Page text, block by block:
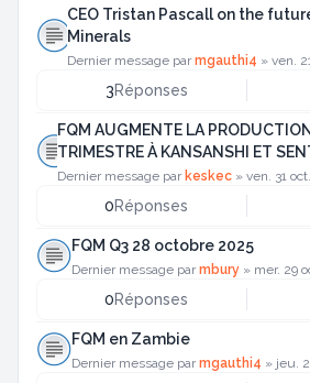
CEO Tristan Pascall on the
Minerals
Dernier message parmgauthi4 » ven.
3Réponses
FQM AUGMENTE LA
TRIMESTRE À KANSANSHI ET
Dernier message par keskec» ven. 31
0Réponses
FQM Q3 28 octobre 2025
Dernier message parmbury » mer. 29
0Réponses
FQM en Zambie
Dernier message parmgauthi4 » jeu.